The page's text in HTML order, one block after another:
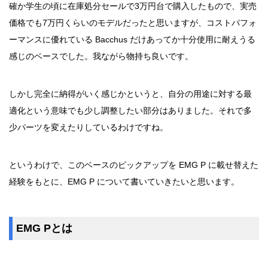
確か学生の頃に在庫処分セールで3万円台で購入したもので、実売
価格でも7万円くらいのモデルだったと思いますが、コストパフォ
ーマンスに優れている Bacchus だけあってか十分使用に耐えうる
感じのベースでした。我ながら物持ち良いです。
しかし完全に納得がいく感じかというと、自分の用途に対する最
適化という意味でも少し調整したい部分はありました。それで多
少パーツを変えたりしているわけですね。
というわけで、このベースのピックアップを EMG P に載せ替えた
経験をもとに、EMG P について書いていきたいと思います。
EMG Pとは